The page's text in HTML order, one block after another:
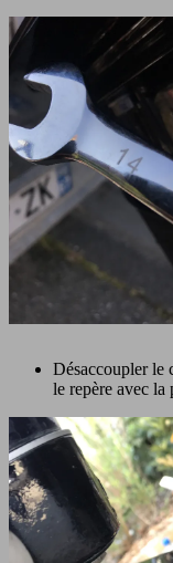
Désaccoupler le
le repère avec la